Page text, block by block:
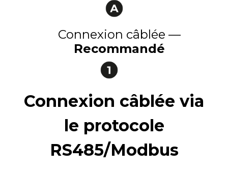
Connexion câblée —
Recommandé
Connexion câblée via
le protocole
RS485/Modbus